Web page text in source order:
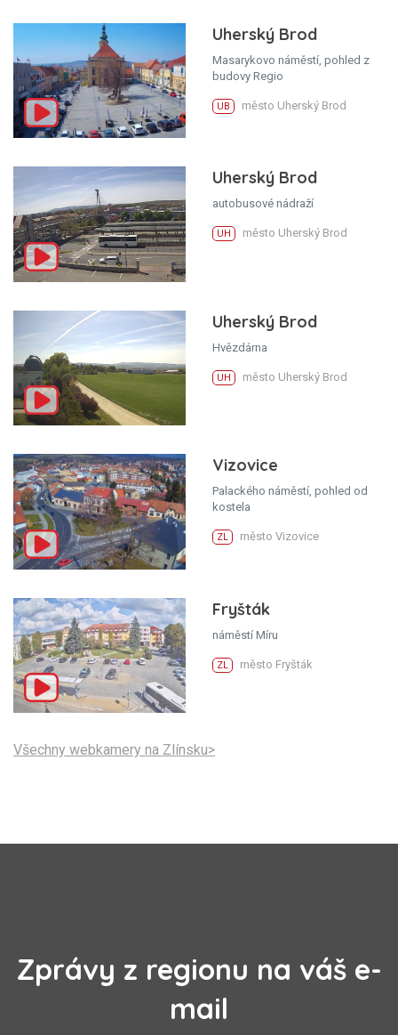
Uherský Brod
Masarykovo náměstí, pohled z
budovy Regio
UB město Uherský Brod
Uherský Brod
autobusové nádraží
UH město Uherský Brod
Uherský Brod
Hvězdárna
UH město Uherský Brod
Vizovice
Palackého náměstí, pohled od
kostela
ZL město Vizovice
Fryšták
náměstí Míru
ZL město Fryšták
Všechny webkamery na Zlínsku>
Zprávy z regionu na váš e-
mail